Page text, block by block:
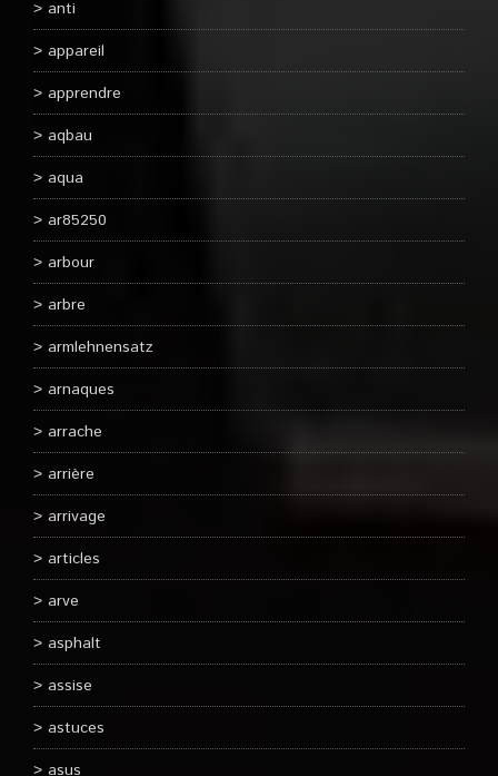
anti
appareil
apprendre
aqbau
aqua
ar85250
arbour
arbre
armlehnensatz
arnaques
arrache
arrière
arrivage
articles
arve
asphalt
assise
astuces
asus